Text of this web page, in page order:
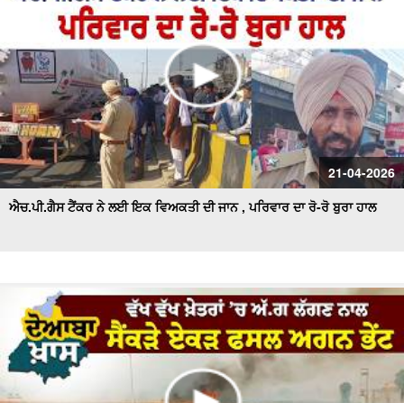
21-04-2026
ਐਚ.ਪੀ.ਗੈਸ ਟੈਂਕਰ ਨੇ ਲਈ ਇਕ ਵਿਅਕਤੀ ਦੀ ਜਾਨ , ਪਰਿਵਾਰ ਦਾ ਰੋ-ਰੋ ਬੁਰਾ ਹਾਲ